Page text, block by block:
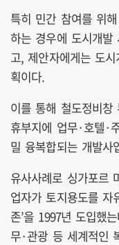
특히 민간 참여를 위
하는 경우에 도시개발
고, 제안자에게는 도
획이다.
이를 통해 철도정비
휴부지에 업무·호텔·
밀 융복합되는 개발사
유사사례로 싱가포르
업자가 토지용도를 자
존’을 1997년 도입했
무·관광 등 세계적인